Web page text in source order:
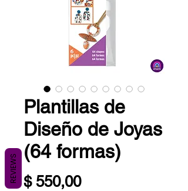
Plantillas de
Diseño de Joyas
(64 formas)
$ 550,00Precio
REVIEWS